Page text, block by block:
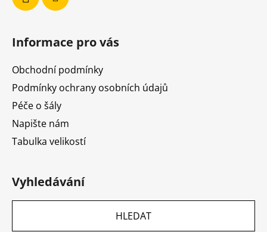
Informace pro vás
Obchodní podmínky
Podmínky ochrany osobních údajů
Péče o šály
Napište nám
Tabulka velikostí
Vyhledávání
HLEDAT